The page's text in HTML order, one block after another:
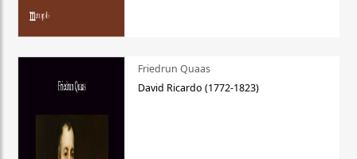
Friedrun Quaas
David Ricardo (1772-1823)